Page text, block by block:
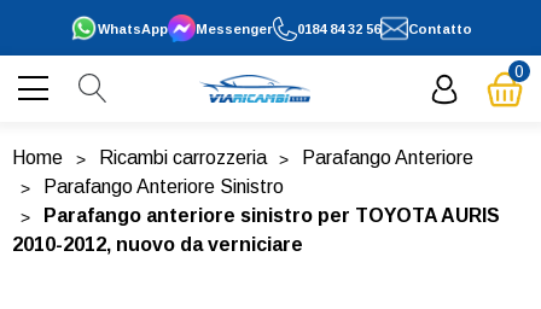
0184 84 32 56
WhatsApp Contatto
Messenger
0
Home Ricambi carrozzeria
Parafango Anteriore
Parafango Anteriore Sinistro
Parafango anteriore sinistro per TOYOTA AURIS
2010-2012, nuovo da verniciare